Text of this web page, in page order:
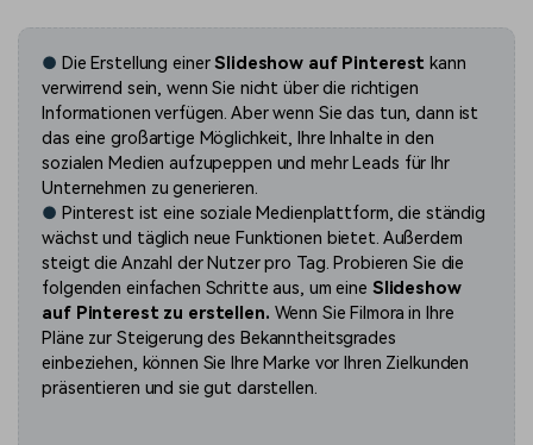
● Die Erstellung einerSlideshow auf Pinterest kann
verwirrend sein, wenn Sie nicht über die richtigen
Informationen verfügen. Aber wenn Sie das tun, dann ist
das eine großartige Möglichkeit, Ihre Inhalte in den
sozialen Medien aufzupeppen und mehr Leads für Ihr
Unternehmen zu generieren.
● Pinterest ist eine soziale Medienplattform, die ständig
wächst und täglich neue Funktionen bietet. Außerdem
steigt die Anzahl der Nutzer pro Tag. Probieren Sie die
folgenden einfachen Schritte aus, um eine Slideshow
auf Pinterest zu erstellen. Wenn Sie Filmora in Ihre
Pläne zur Steigerung des Bekanntheitsgrades
einbeziehen, können Sie Ihre Marke vor Ihren Zielkunden
präsentieren und sie gut darstellen.